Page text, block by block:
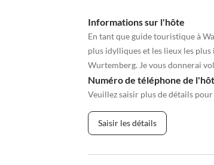
Informations sur l'hôte
En tant que guide touristique à
plus idylliques et les lieux les
Wurtemberg. Je vous donnerai
Numéro de téléphone de
Veuillez saisir plus de détails
Saisir les détails